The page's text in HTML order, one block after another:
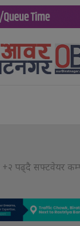
+२ पढ्दै सफ्टवेयर